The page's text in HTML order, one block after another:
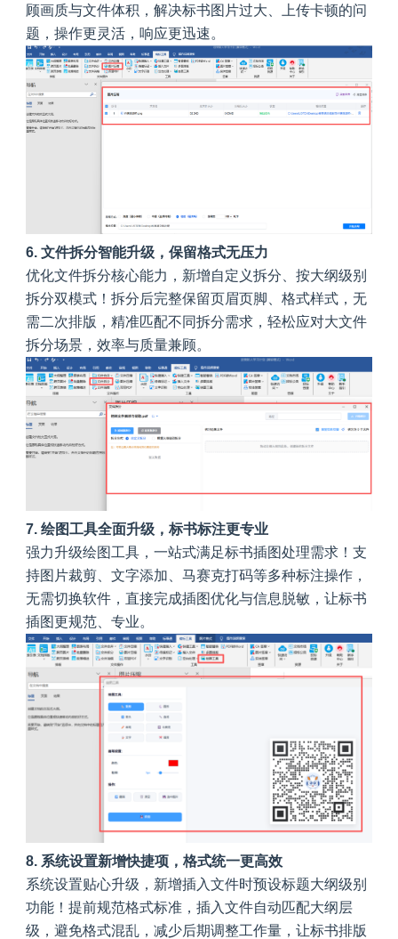
顾画质与文件体积，解决标书图片过大、上传卡顿的问
题，操作更灵活，响应更迅速。
6. 文件拆分智能升级，保留格式无压力
优化文件拆分核心能力，新增自定义拆分、按大纲级别
拆分双模式！拆分后完整保留页眉页脚、格式样式，无
需二次排版，精准匹配不同拆分需求，轻松应对大文件
拆分场景，效率与质量兼顾。
7. 绘图工具全面升级，标书标注更专业
强力升级绘图工具，一站式满足标书插图处理需求！支
持图片裁剪、文字添加、马赛克打码等多种标注操作，
无需切换软件，直接完成插图优化与信息脱敏，让标书
插图更规范、专业。
8. 系统设置新增快捷项，格式统一更高效
系统设置贴心升级，新增插入文件时预设标题大纲级别
功能！提前规范格式标准，插入文件自动匹配大纲层
级，避免格式混乱，减少后期调整工作量，让标书排版